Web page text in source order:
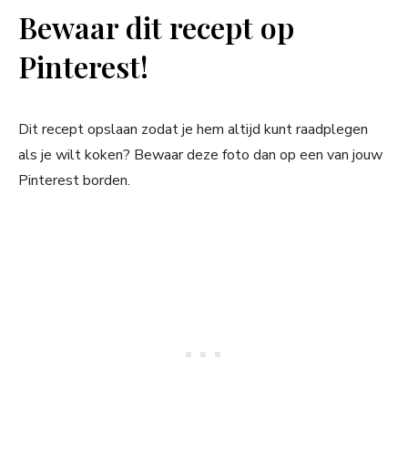
Bewaar dit recept op
Pinterest!
Dit recept opslaan zodat je hem altijd kunt raadplegen
als je wilt koken? Bewaar deze foto dan op een van jouw
Pinterest borden.